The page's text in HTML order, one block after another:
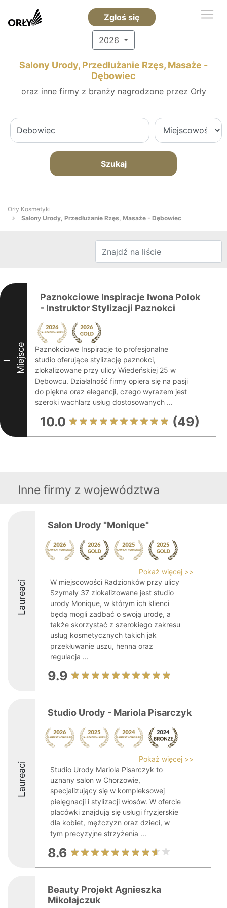
Zgłoś się
2026
Salony Urody, Przedłużanie Rzęs, Masaże -
Dębowiec
oraz inne firmy z branży nagrodzone przez Orły
Szukaj
Orły Kosmetyki
Salony Urody, Przedłużanie Rzęs, Masaże - Dębowiec
I Miejsce
Paznokciowe Inspiracje Iwona Polok
- Instruktor Stylizacji Paznokci
Paznokciowe Inspiracje to profesjonalne
studio oferujące stylizację paznokci,
zlokalizowane przy ulicy Wiedeńskiej 25 w
Dębowcu. Działalność firmy opiera się na pasji
do piękna oraz elegancji, czego wyrazem jest
szeroki wachlarz usług dostosowanych ...
10.0 (49)
Inne firmy z województwa
Laureaci
Salon Urody "Monique"
Pokaż więcej >>
W miejscowości Radzionków przy ulicy
Szymały 37 zlokalizowane jest studio
urody Monique, w którym ich klienci
będą mogli zadbać o swoją urodę, a
także skorzystać z szerokiego zakresu
usług kosmetycznych takich jak
przekłuwanie uszu, henna oraz
regulacja ...
9.9
Laureaci
Studio Urody - Mariola Pisarczyk
Pokaż więcej >>
Studio Urody Mariola Pisarczyk to
uznany salon w Chorzowie,
specjalizujący się w kompleksowej
pielęgnacji i stylizacji włosów. W ofercie
placówki znajdują się usługi fryzjerskie
dla kobiet, mężczyzn oraz dzieci, w
tym precyzyjne strzyżenia ...
8.6
Beauty Projekt Agnieszka
Mikołajczuk